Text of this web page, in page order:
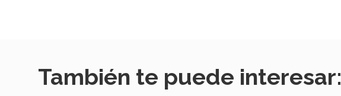
También te puede interesar: